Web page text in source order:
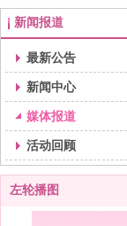
新闻报道
最新公告
新闻中心
媒体报道
活动回顾
左轮播图